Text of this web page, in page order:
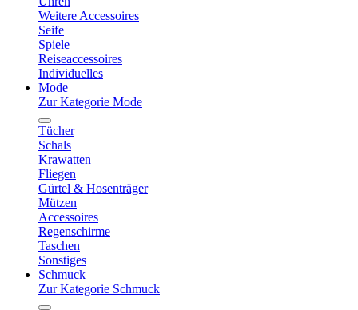
Weitere Accessoires
Seife
Spiele
Reiseaccessoires
Individuelles
Mode
Zur Kategorie Mode
Tücher
Schals
Krawatten
Fliegen
Gürtel & Hosenträger
Mützen
Accessoires
Regenschirme
Taschen
Sonstiges
Schmuck
Zur Kategorie Schmuck